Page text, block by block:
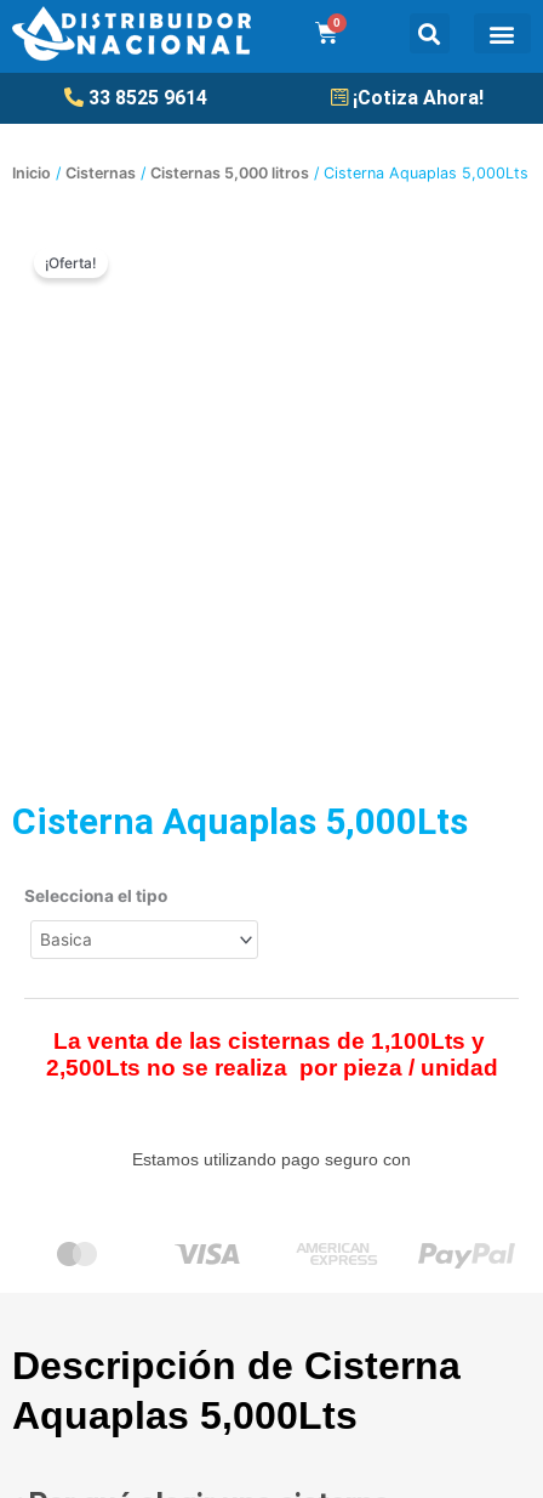
al
contenido
0
Cart
33 8525 9614 ¡Cotiza Ahora!
Inicio / Cisternas / Cisternas 5,000 litros / Cisterna Aquaplas 5,000Lts
¡Oferta!
Cisterna Aquaplas 5,000Lts
Selecciona el tipo
La venta de las cisternas de 1,100Lts y
2,500Lts no se realiza por pieza / unidad
Estamos utilizando pago seguro con
Descripción de Cisterna
Aquaplas 5,000Lts